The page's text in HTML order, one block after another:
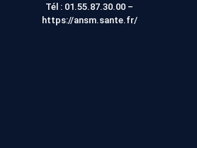
Tél : 01.55.87.30.00 –
https://ansm.sante.fr/